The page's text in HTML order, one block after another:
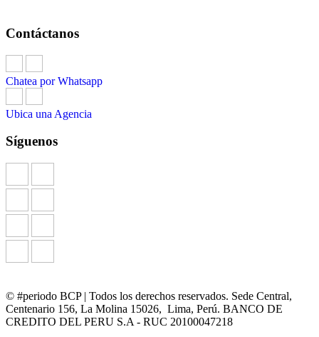
Contáctanos
Chatea por Whatsapp
Ubica una Agencia
Síguenos
© #periodo BCP | Todos los derechos reservados. Sede Central,
Centenario 156, La Molina 15026, Lima, Perú. BANCO DE
CREDITO DEL PERU S.A - RUC 20100047218